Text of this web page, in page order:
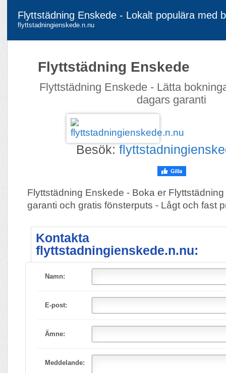
Flyttstädning Enskede - Lokalt populära med
flyttstadningienskede.n.nu
Flyttstädning Enskede
Flyttstädning Enskede - Lätta
dagars garanti
Besök:
Flyttstädning Enskede - Boka er
garanti och gratis fönsterputs - Lågt och fast
Kontakta
flyttstadningienskede.n.nu:
Namn:
E-post:
Ämne:
Meddelande: